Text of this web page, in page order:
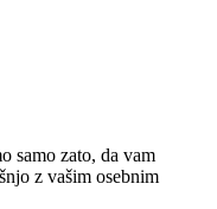
samo zato, da vam
z vašim osebnim